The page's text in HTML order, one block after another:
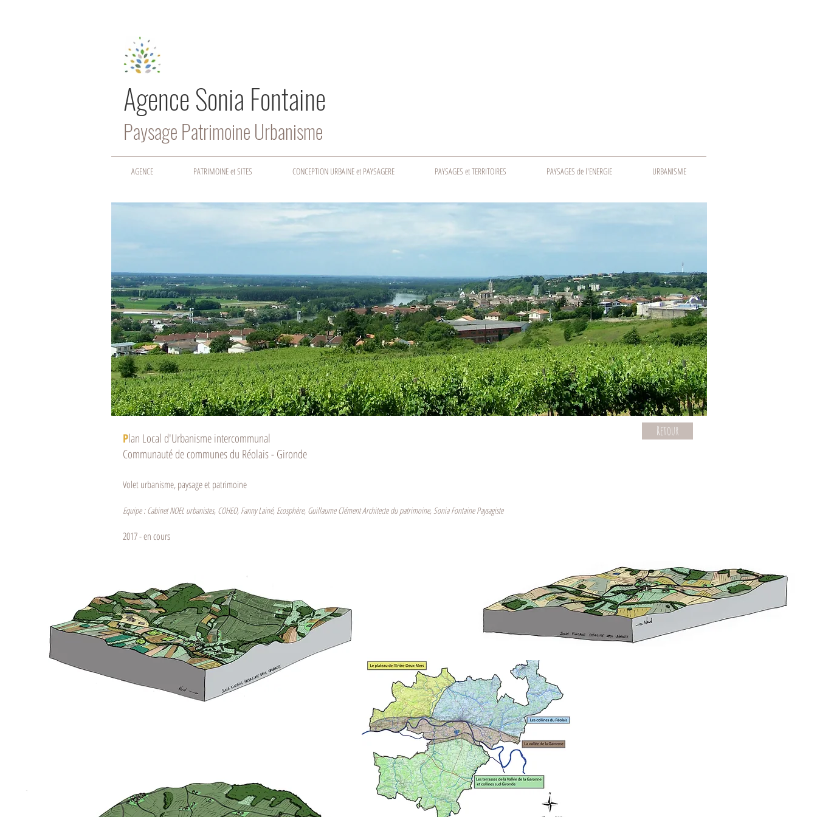
Agence Sonia Fontaine
Paysage Patrimoine Urbanisme
AGENCE PATRIMOINE et SITES CONCEPTION URBAINE et PAYSAGERE PAYSAGES et TERRITOIRES PAYSAGES de l'ENERGIE URBANISME
Plan Local d'Urbanisme intercommunal
Communauté de communes du Réolais - Gironde
Volet urbanisme, paysage et patrimoine
Equipe : Cabinet NOEL urbanistes, COHEO, Fanny Lainé, Ecosphère, Guillaume Clément Architecte du patrimoine, Sonia Fontaine Paysagiste
2017 - en cours
Retour